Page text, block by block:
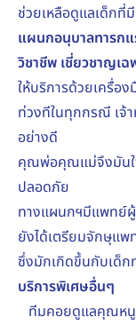
ช่วยเหลือดูแลเด็ก
แผนกอนุบาลทารก
วิชาชีพ เชี่ยวชาญเฉ
ให้บริการด้วยเครื่อ
ท่วงทีในทุกกรณี เจ้
อย่างดี
คุณพ่อคุณแม่จึงมันใ
ปลอดภัย
ทางแผนกฯมีแพทย์
ยังได้เตรียมจักษุแ
ซึ่งมักเกิดขึ้นกับเด็
บริการพิเศษอื่นๆ
ทีมคอยดูแลคุณหนู